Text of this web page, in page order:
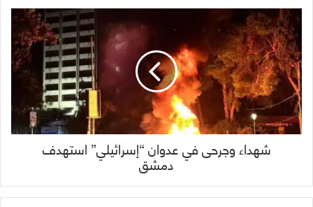
شهداء وجرحى في عدوان “إسرائيلي” استهدف
دمشق